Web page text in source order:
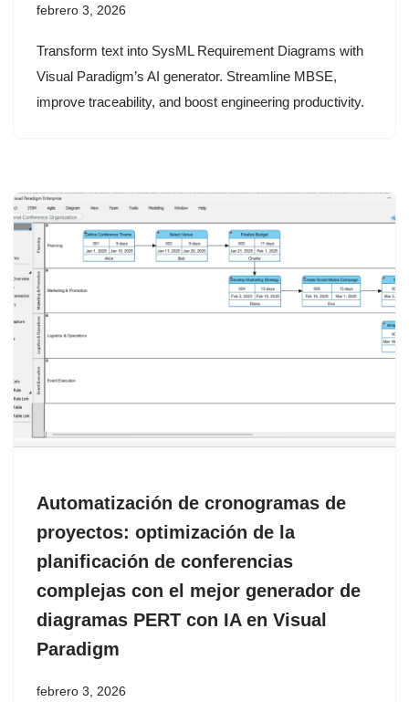
febrero 3, 2026
Transform text into SysML Requirement Diagrams with
Visual Paradigm’s AI generator. Streamline MBSE,
improve traceability, and boost engineering productivity.
Automatización de cronogramas de
proyectos: optimización de la
planificación de conferencias
complejas con el mejor generador de
diagramas PERT con IA en Visual
Paradigm
febrero 3, 2026